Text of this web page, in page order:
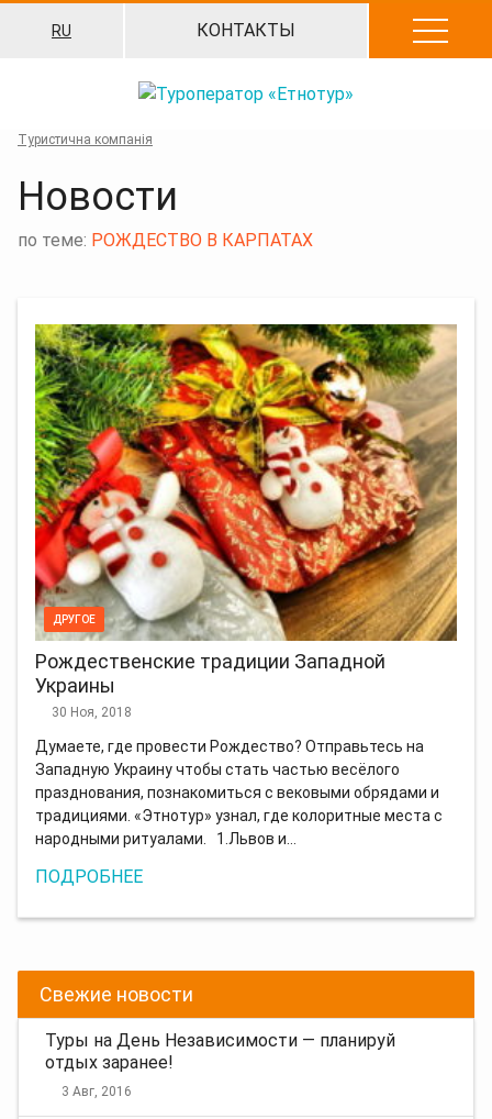
RU КОНТАКТЫ
Туристична компанія
Новости
по теме: РОЖДЕСТВО В КАРПАТАХ
ДРУГОЕ
Рождественские традиции Западной
Украины
30 Ноя, 2018
Думаете, где провести Рождество? Отправьтесь на
Западную Украину чтобы стать частью весёлого
празднования, познакомиться с вековыми обрядами и
традициями. «Этнотур» узнал, где колоритные места с
народными ритуалами. 1.Львов и…
ПОДРОБНЕЕ
Свежие новости
Туры на День Независимости — планируй
отдых заранее!
3 Авг, 2016